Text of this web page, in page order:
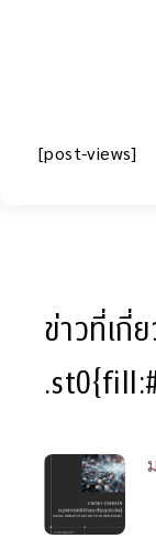
[post-views]
ข่าวที่เกี่